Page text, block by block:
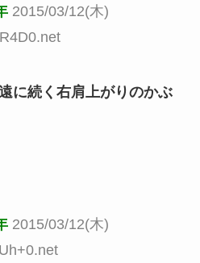
2015/03/12(木)
に続く右肩上がりのかぶ
2015/03/12(木)